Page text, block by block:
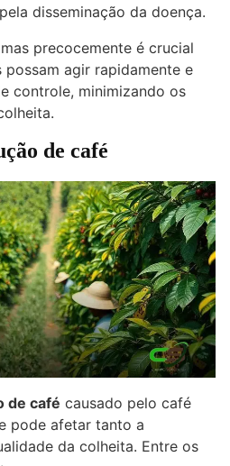
disseminação da doença.
precocemente é crucial
agir rapidamente e
controle, minimizando os
de café
de café causado pelo café
pode afetar tanto a
da colheita. Entre os